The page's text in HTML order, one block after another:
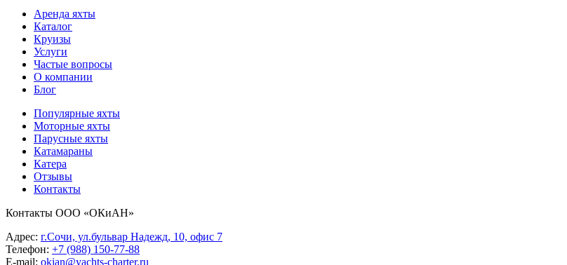
Аренда яхты
Каталог
Круизы
Услуги
Частые вопросы
О компании
Блог
Популярные яхты
Моторные яхты
Парусные яхты
Катамараны
Катера
Отзывы
Контакты
Контакты ООО «ОКиАН»
Адрес: г.Сочи, ул.бульвар Надежд, 10, офис 7
Телефон: +7 (988) 150-77-88
E-mail: okian@yachts-charter.ru